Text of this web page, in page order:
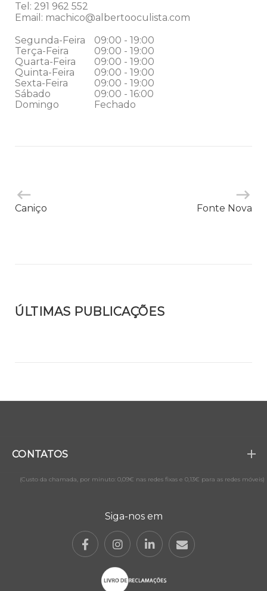
Tel: 291 962 552
Email: machico@albertooculista.com
Segunda-Feira
09:00 - 19:00
Terça-Feira
09:00 - 19:00
Quarta-Feira
09:00 - 19:00
Quinta-Feira
09:00 - 19:00
Sexta-Feira
09:00 - 19:00
Sábado
09:00 - 16:00
Domingo
Fechado
Caniço Fonte Nova
ÚLTIMAS PUBLICAÇÕES
CONTATOS
(Custo da chamada, por minuto: 0,09€ nas redes fixas e 0,13€ para as redes móveis)
Siga-nos em